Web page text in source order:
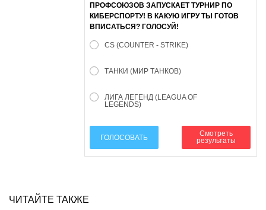
ПРОФСОЮЗОВ ЗАПУСКАЕТ ТУРНИР ПО
КИБЕРСПОРТУ! В КАКУЮ ИГРУ ТЫ ГОТОВ
ВПИСАТЬСЯ? ГОЛОСУЙ!
CS (COUNTER - STRIKE)
ТАНКИ (МИР ТАНКОВ)
ЛИГА ЛЕГЕНД (LEAGUA OF
LEGENDS)
ГОЛОСОВАТЬ
Смотреть
результаты
ЧИТАЙТЕ ТАКЖЕ